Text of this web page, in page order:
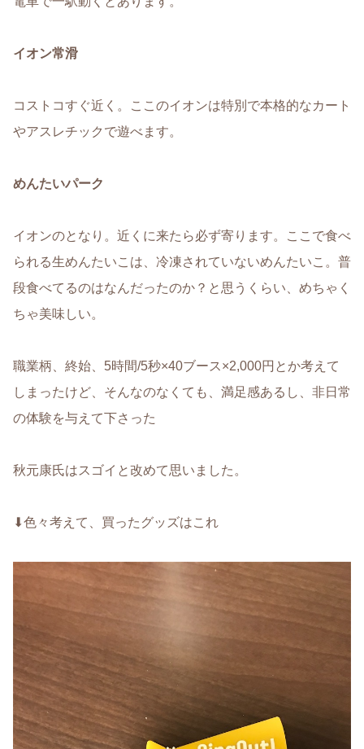
イオン常滑
コストコすぐ近く。ここのイオンは特別で本格的なカート
やアスレチックで遊べます。
めんたいパーク
イオンのとなり。近くに来たら必ず寄ります。ここで食べ
られる生めんたいこは、冷凍されていないめんたいこ。普
段食べてるのはなんだったのか？と思うくらい、めちゃく
ちゃ美味しい。
職業柄、終始、5時間/5秒×40ブース×2,000円とか考えて
しまったけど、そんなのなくても、満足感あるし、非日常
の体験を与えて下さった
秋元康氏はスゴイと改めて思いました。
⬇︎色々考えて、買ったグッズはこれ